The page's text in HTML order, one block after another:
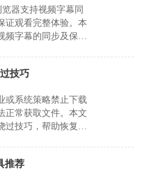
览器支持视频字幕同
证观看完整体验。本
频字幕的同步及保存
技巧
或系统策略禁止下载
正常获取文件。本文
过技巧，帮助恢复下
推荐